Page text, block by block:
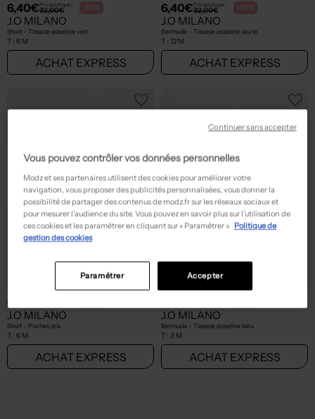
6,40€Prix boutique :
32,00€ -80%
J.O MILANO
Short - Tissage popeline vert
T : 6 M
ACHAT EXPRESS
6,40€Prix boutique :
32,00€ -80%
J.O MILANO
Bermuda - Tissage popeline jaune
T : 12 M
ACHAT EXPRESS
6,40€
J.O MILANO
Short - Poches gris
T : 6 M
ACHAT EXPRESS
J.O MILANO
Bermuda - Tissage popeline bleu
T : 3 M
ACHAT EXPRESS
Vous pouvez contrôler vos données personnelles
Modz et ses partenaires utilisent des cookies pour améliorer votre
navigation, vous proposer des publicités personnalisées, vous donner la
possibilité de partager des contenus de modz.fr sur les réseaux sociaux et
pour mesurer l’audience du site. Vous pouvez en savoir plus sur l’utilisation de
ces cookies et les paramétrer en cliquant sur « Paramétrer ». Politique de
gestion des cookies
Accepter
Paramétrer
Continuer sans accepter